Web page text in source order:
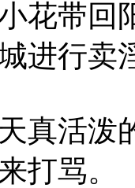
花带回
进行卖
活泼的
打骂。